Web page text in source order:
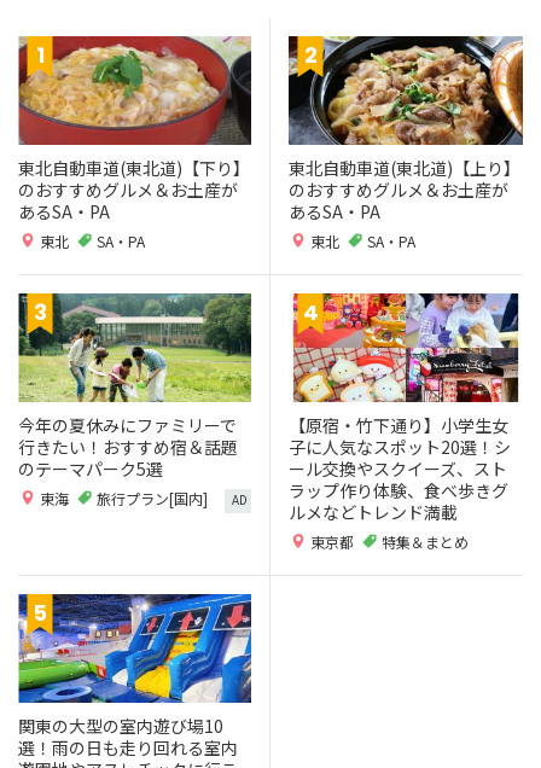
東北自動車道(東北道)【下り】
のおすすめグルメ＆お土産が
あるSA・PA
東北 SA・PA
東北自動車道(東北道)【上り】
のおすすめグルメ＆お土産が
あるSA・PA
東北 SA・PA
今年の夏休みにファミリーで
行きたい！おすすめ宿＆話題
のテーマパーク5選
東海 旅行プラン[国内] AD
【原宿・竹下通り】小学生女
子に人気なスポット20選！シ
ール交換やスクイーズ、スト
ラップ作り体験、食べ歩きグ
ルメなどトレンド満載
東京都 特集＆まとめ
関東の大型の室内遊び場10
選！雨の日も走り回れる室内